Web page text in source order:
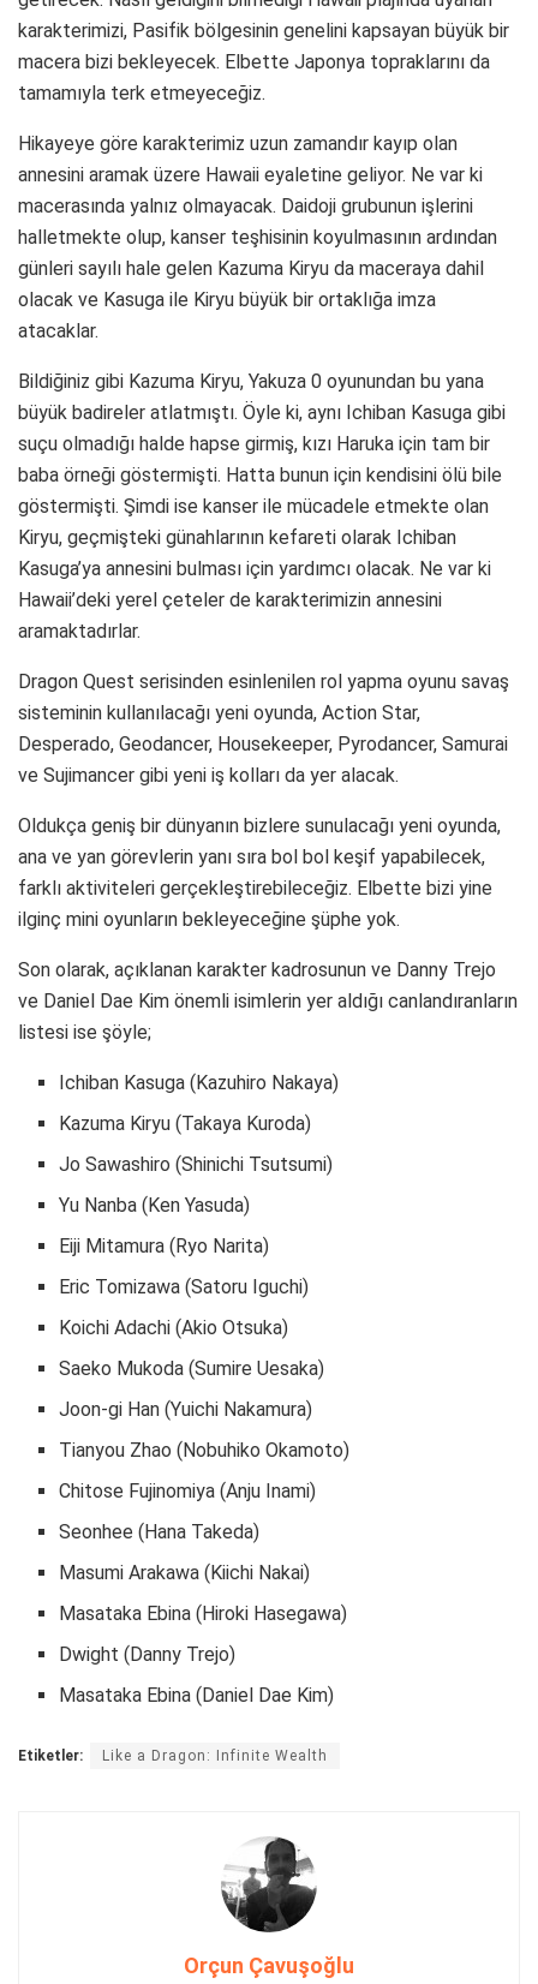
karakterimizi, Pasifik bölgesinin genelini kapsayan büyük bir
macera bizi bekleyecek. Elbette Japonya topraklarını da
tamamıyla terk etmeyeceğiz.
Hikayeye göre karakterimiz uzun zamandır kayıp olan
annesini aramak üzere Hawaii eyaletine geliyor. Ne var ki
macerasında yalnız olmayacak. Daidoji grubunun işlerini
halletmekte olup, kanser teşhisinin koyulmasının ardından
günleri sayılı hale gelen Kazuma Kiryu da maceraya dahil
olacak ve Kasuga ile Kiryu büyük bir ortaklığa imza
atacaklar.
Bildiğiniz gibi Kazuma Kiryu, Yakuza 0 oyunundan bu yana
büyük badireler atlatmıştı. Öyle ki, aynı Ichiban Kasuga gibi
suçu olmadığı halde hapse girmiş, kızı Haruka için tam bir
baba örneği göstermişti. Hatta bunun için kendisini ölü bile
göstermişti. Şimdi ise kanser ile mücadele etmekte olan
Kiryu, geçmişteki günahlarının kefareti olarak Ichiban
Kasuga’ya annesini bulması için yardımcı olacak. Ne var ki
Hawaii’deki yerel çeteler de karakterimizin annesini
aramaktadırlar.
Dragon Quest serisinden esinlenilen rol yapma oyunu savaş
sisteminin kullanılacağı yeni oyunda, Action Star,
Desperado, Geodancer, Housekeeper, Pyrodancer, Samurai
ve Sujimancer gibi yeni iş kolları da yer alacak.
Oldukça geniş bir dünyanın bizlere sunulacağı yeni oyunda,
ana ve yan görevlerin yanı sıra bol bol keşif yapabilecek,
farklı aktiviteleri gerçekleştirebileceğiz. Elbette bizi yine
ilginç mini oyunların bekleyeceğine şüphe yok.
Son olarak, açıklanan karakter kadrosunun ve Danny Trejo
ve Daniel Dae Kim önemli isimlerin yer aldığı canlandıranların
listesi ise şöyle;
Ichiban Kasuga (Kazuhiro Nakaya)
Kazuma Kiryu (Takaya Kuroda)
Jo Sawashiro (Shinichi Tsutsumi)
Yu Nanba (Ken Yasuda)
Eiji Mitamura (Ryo Narita)
Eric Tomizawa (Satoru Iguchi)
Koichi Adachi (Akio Otsuka)
Saeko Mukoda (Sumire Uesaka)
Joon-gi Han (Yuichi Nakamura)
Tianyou Zhao (Nobuhiko Okamoto)
Chitose Fujinomiya (Anju Inami)
Seonhee (Hana Takeda)
Masumi Arakawa (Kiichi Nakai)
Masataka Ebina (Hiroki Hasegawa)
Dwight (Danny Trejo)
Masataka Ebina (Daniel Dae Kim)
Etiketler: Like a Dragon: Infinite Wealth
Orçun Çavuşoğlu